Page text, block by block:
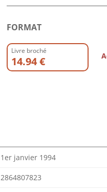
FORMAT
Livre broché
14.94 €
1er janvier 1994
2864807823